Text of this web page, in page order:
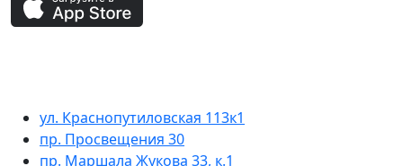
ул. Краснопутиловская 113к1
пр. Просвещения 30
пр. Маршала Жукова 33, к.1